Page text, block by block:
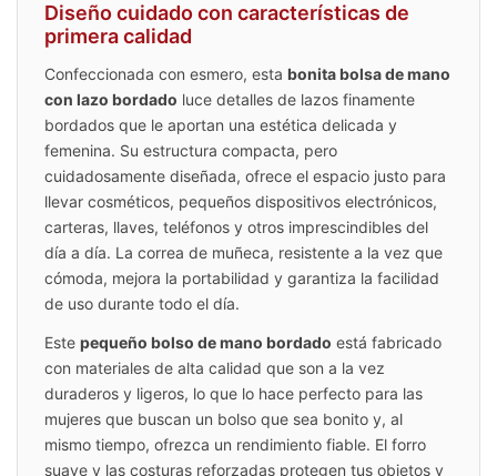
Diseño cuidado con características de
primera calidad
Confeccionada con esmero, esta bonita bolsa de mano
con lazo bordado luce detalles de lazos finamente
bordados que le aportan una estética delicada y
femenina. Su estructura compacta, pero
cuidadosamente diseñada, ofrece el espacio justo para
llevar cosméticos, pequeños dispositivos electrónicos,
carteras, llaves, teléfonos y otros imprescindibles del
día a día. La correa de muñeca, resistente a la vez que
cómoda, mejora la portabilidad y garantiza la facilidad
de uso durante todo el día.
Este pequeño bolso de mano bordado está fabricado
con materiales de alta calidad que son a la vez
duraderos y ligeros, lo que lo hace perfecto para las
mujeres que buscan un bolso que sea bonito y, al
mismo tiempo, ofrezca un rendimiento fiable. El forro
suave y las costuras reforzadas protegen tus objetos y